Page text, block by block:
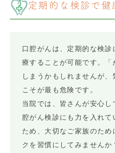
定期的な検診で健
口腔がんは、定期的な検
療することが可能です。「
しまうかもしれませんが
こそが最も危険です。
当院では、皆さんが安心し
腔がん検診にも力を入れ
ため、大切なご家族のため
クを習慣にしてみませんか